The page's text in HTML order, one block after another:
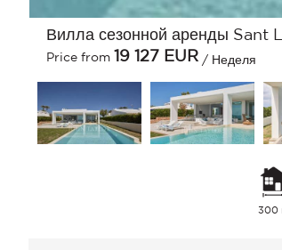
Вилла сезонной аренды Sant
Price from 19 127 EUR / Неделя
300